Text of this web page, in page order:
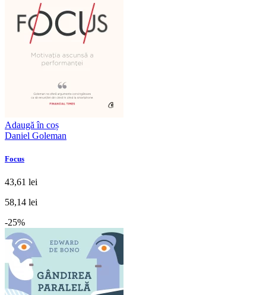
Adaugă în coș
Daniel Goleman
Focus
43,61 lei
58,14 lei
-25%